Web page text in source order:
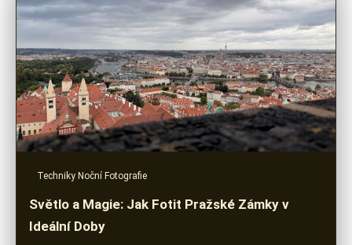
Techniky Noční Fotografie
Světlo a Magie: Jak Fotit Pražské Zámky v
Ideální Doby